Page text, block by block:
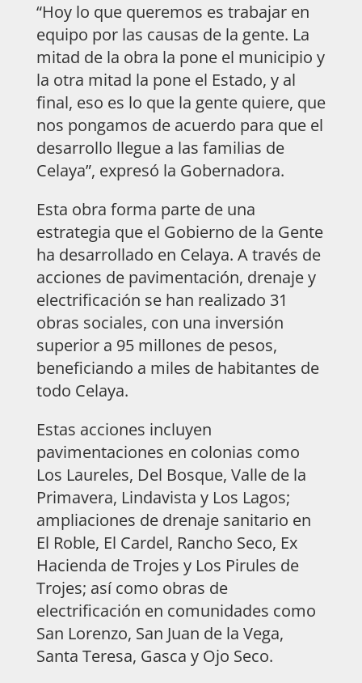
“Hoy lo que queremos es trabajar en
equipo por las causas de la gente. La
mitad de la obra la pone el municipio y
la otra mitad la pone el Estado, y al
final, eso es lo que la gente quiere, que
nos pongamos de acuerdo para que el
desarrollo llegue a las familias de
Celaya”, expresó la Gobernadora.
Esta obra forma parte de una
estrategia que el Gobierno de la Gente
ha desarrollado en Celaya. A través de
acciones de pavimentación, drenaje y
electrificación se han realizado 31
obras sociales, con una inversión
superior a 95 millones de pesos,
beneficiando a miles de habitantes de
todo Celaya.
Estas acciones incluyen
pavimentaciones en colonias como
Los Laureles, Del Bosque, Valle de la
Primavera, Lindavista y Los Lagos;
ampliaciones de drenaje sanitario en
El Roble, El Cardel, Rancho Seco, Ex
Hacienda de Trojes y Los Pirules de
Trojes; así como obras de
electrificación en comunidades como
San Lorenzo, San Juan de la Vega,
Santa Teresa, Gasca y Ojo Seco.